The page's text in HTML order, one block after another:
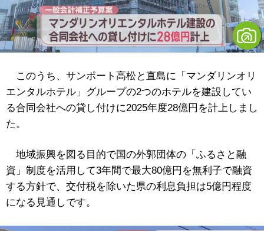
このうち、サンポート高松と直島に「マンダリンオリ
エンタルホテル」グループの2つのホテルを建設してい
る合同会社への貸し付けに2025年度28億円を計上しまし
た。
地域振興を図る目的で国の外郭団体の「ふるさと融
資」制度を活用して3年間で最大80億円を無利子で融資
する方針で、交付税を除いた県の利息負担は5億円程度
になる見通しです。